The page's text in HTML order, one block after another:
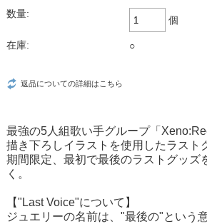
数量:
個
在庫: ○
返品についての詳細はこちら
最強の5人組歌い手グループ「
描き下ろしイラストを使用したラスト
期間限定、最初で最後のラストグッズ
く。
【"Last Voice"について】
ジュエリーの名前は、"最後の"という